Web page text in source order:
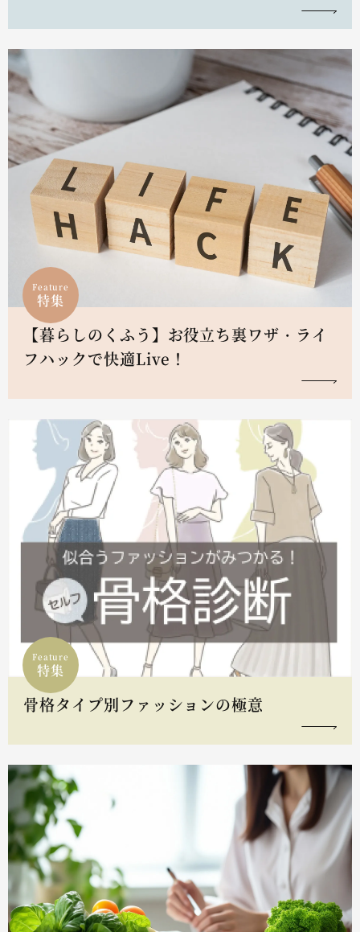
Feature
特集
【暮らしのくふう】お役立ち裏ワザ・ライ
フハックで快適Live！
Feature
特集
骨格タイプ別ファッションの極意